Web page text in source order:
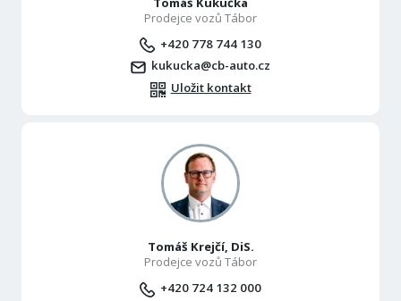
Prodejce vozů Tábor
+420 778 744 130
kukucka@cb-auto.cz
Uložit kontakt
Tomáš Krejčí, DiS.
Prodejce vozů Tábor
+420 724 132 000